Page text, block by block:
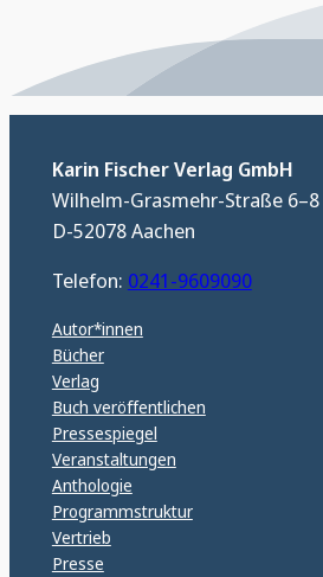
Karin Fischer Verlag GmbH
Wilhelm-Grasmehr-Straße 6–8
D-52078 Aachen
Telefon: 0241-9609090
Autor*innen
Bücher
Verlag
Buch veröffentlichen
Pressespiegel
Veranstaltungen
Anthologie
Programmstruktur
Vertrieb
Presse